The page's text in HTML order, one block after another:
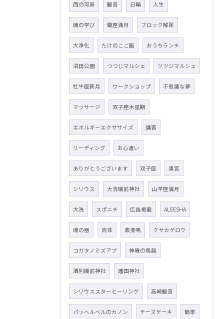
西の河原 観音 日輪 人生
魂の学び 蠍座満月 ブロック解除
大浄化 たけのこご飯 おうちランチ
沼田公園 つつじマルシェ ツツジマルシェ
牡牛座新月 ワークショップ 不思議な夢
マッサージ 双子座木星期
エネルギーエクササイズ 講習
リーディング お心遣い
ありがとうございます 双子座 奥宮
シリウス 大洗磯前神社 山羊座満月
大洗 スポニチ 広告掲載 ALEESHA
魂の器 肉体 素戔嗚 クサカゲロウ
コガタノミズアブ 神磯の鳥居
酒列磯前神社 護国神社
シリウススターヒーリング 高崎観音
パッヘルベルのカノン チーズケーキ 簡単